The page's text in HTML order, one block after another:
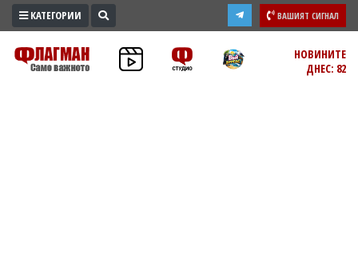
ПРОМО
ЗОНА
КАТЕГОРИИ ВАШИЯТ СИГНАЛ
НОВИНИТЕ
ДНЕС: 82